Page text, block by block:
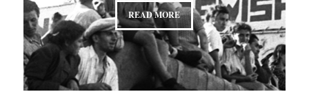
READ MORE